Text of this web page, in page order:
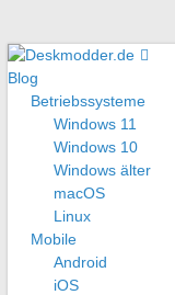
Blog
Betriebssysteme
Windows 11
Windows 10
Windows älter
macOS
Linux
Mobile
Android
iOS